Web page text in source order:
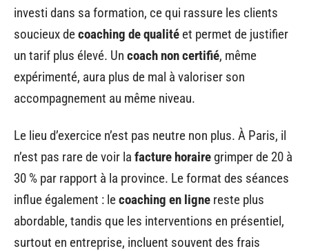
investi dans sa formation, ce qui rassure les clients
soucieux decoaching de qualité et permet de justifier
un tarif plus élevé. Un coach non certifié, même
expérimenté, aura plus de mal à valoriser son
accompagnement au même niveau.
Le lieu d’exercice n’est pas neutre non plus. À Paris, il
n’est pas rare de voir la facture horaire grimper de 20 à
30 % par rapport à la province. Le format des séances
influe également : lecoaching en ligne reste plus
abordable, tandis que les interventions en présentiel,
surtout en entreprise, incluent souvent des frais